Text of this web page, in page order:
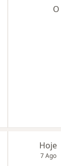
Hoje
7 Ago